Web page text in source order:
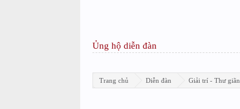
Ủng hộ diễn đàn
Trang chủ Diễn đàn Giải trí - Thư